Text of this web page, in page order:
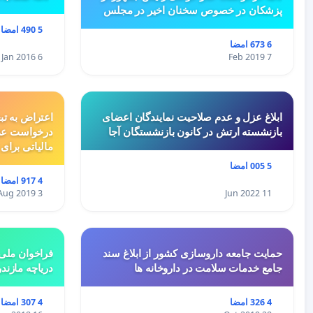
پزشکان در خصوص سخنان اخیر در مجلس
6 673 امضا
7 Feb 2019
5 490 امضا
6 Jan 2016
ابلاغ عزل و عدم صلاحیت نمایندگان اعضای
بازنشسته ارتش در کانون بازنشستگان آجا
5 005 امضا
11 Jun 2022
اعتراض به
درخواست
مالیاتی
4 917 امضا
3 Aug 2019
حمایت جامعه داروسازی کشور از ابلاغ سند
جامع خدمات سلامت در داروخانه ها
4 326 امضا
فراخوان
دریاچه
4 307 امضا